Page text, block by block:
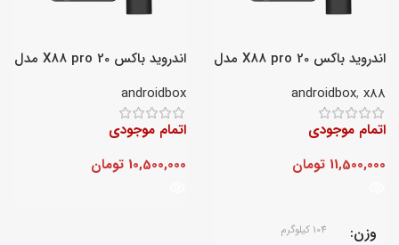
اندروید باکس X88 pro 20 مدل
androidbox, x88
اتمام موجودی
11,500,000 تومان
وزن 104 کیلوگرم
اندروید باکس X88 pro 20 مدل
androidbox
اتمام موجودی
10,500,000 تومان